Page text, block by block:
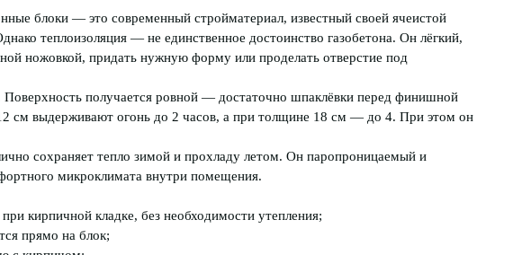
блоки — это современный стройматериал, известный своей ячеистой
теплоизоляция — не единственное достоинство газобетона. Он лёгкий,
ножовкой, придать нужную форму или проделать отверстие под
Поверхность получается ровной — достаточно шпаклёвки перед финишной
см выдерживают огонь до 2 часов, а при толщине 18 см — до 4. При этом он
сохраняет тепло зимой и прохладу летом. Он паропроницаемый и
микроклимата внутри помещения.
кирпичной кладке, без необходимости утепления;
прямо на блок;